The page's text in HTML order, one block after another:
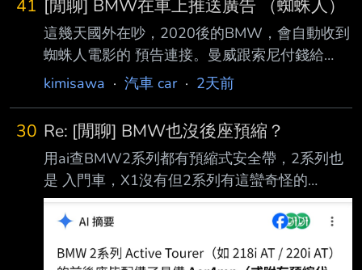
41 [閒聊] BMW在車上推送廣告 （蜘蛛人）
這幾天國外在吵，2020後的BMW，會自動收到
蜘蛛人電影的 預告連接。曼威跟索尼付錢給
BMW推送廣告。
BMW 認真的嗎？把自己的車搞得這麼沒格調？
You Paid $60K For a BMW. Now It Runs Ads.
https://www.youtube.com/watch?v=-
r_VjmVyeRo So… BMW Puts Ads in Your Car
kimisawa · 汽車 car· 2天前
30 Re: [閒聊] BMW也沒後座預縮？
用ai查BMW2系列都有預縮式安全帶，2系列也
是 入門車，X1沒有但2系列有這蠻奇怪的
http://i.imgur.com/vFyXUH0.jpg 最近才買了
218AT,特別去看了後座有顯示Aer4mp 這應該是
有吧？至於也是入門的1系列就要請車主 出來分